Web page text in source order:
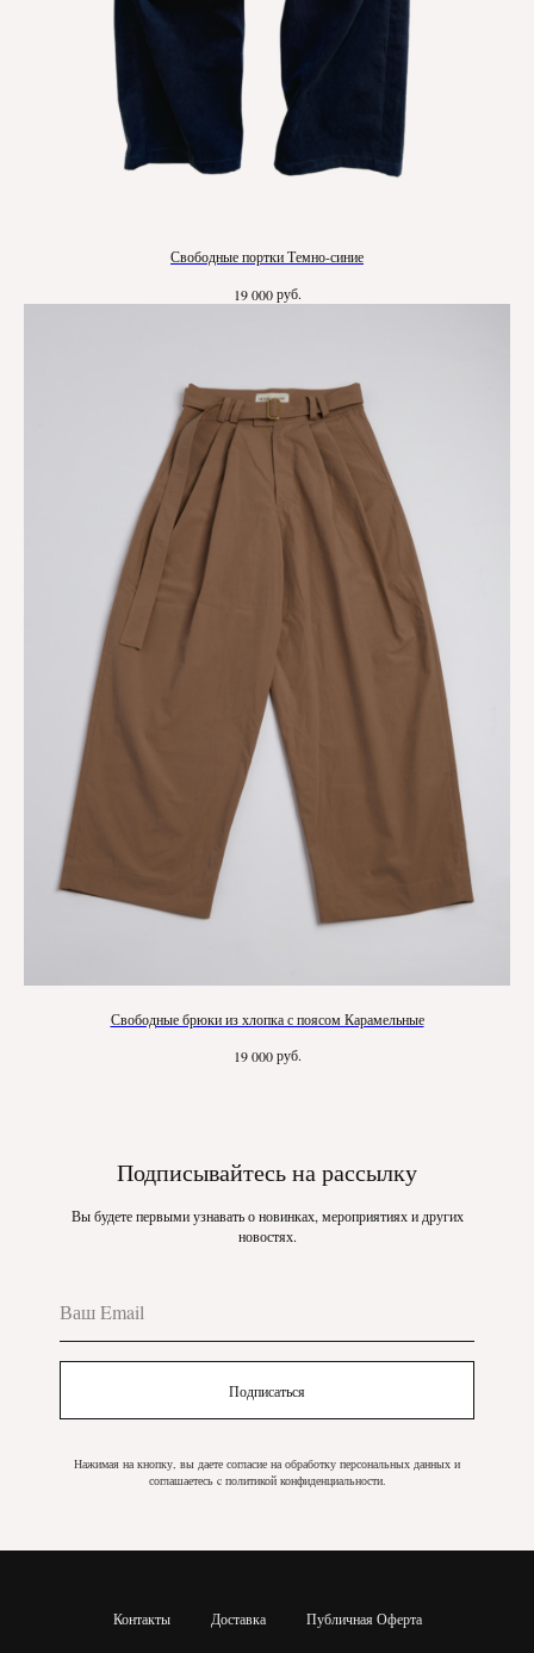
Свободные портки Темно-синие
19 000 руб.
Свободные брюки из хлопка с поясом Карамельные
19 000 руб.
Подписывайтесь на рассылку
Вы будете первыми узнавать о новинках, мероприятиях и других
новостях.
Подписаться
Нажимая на кнопку, вы даете согласие на обработку персональных данных и
соглашаетесь c политикой конфиденциальности.
Контакты Доставка Публичная Оферта